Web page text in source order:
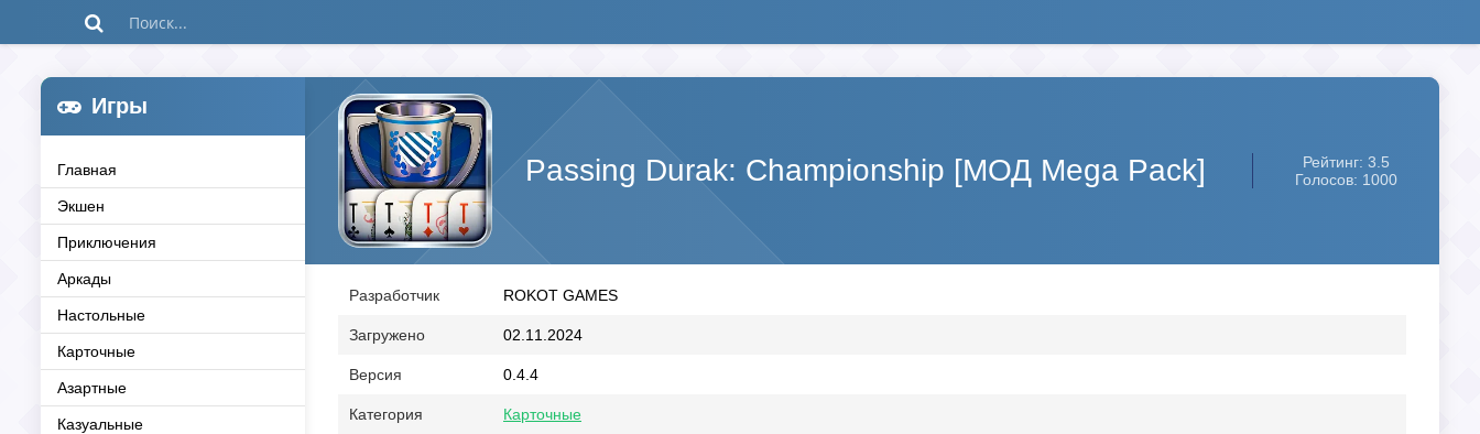
Игры
Главная
Экшен
Приключения
Аркады
Настольные
Карточные
Азартные
Казуальные
Passing Durak: Championship [МОД Mega Pack]
Рейтинг: 3.5
Голосов: 1000
Разработчик ROKOT GAMES
Загружено 02.11.2024
Версия 0.4.4
Категория Карточные